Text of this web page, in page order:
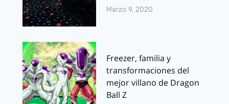
Marzo 9, 2020
Freezer, familia y
transformaciones del
mejor villano de Dragon
Ball Z